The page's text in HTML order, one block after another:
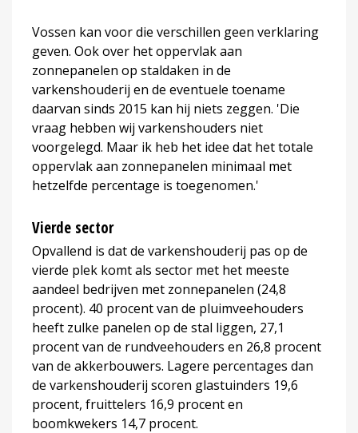
Vossen kan voor die verschillen geen verklaring
geven. Ook over het oppervlak aan
zonnepanelen op staldaken in de
varkenshouderij en de eventuele toename
daarvan sinds 2015 kan hij niets zeggen. 'Die
vraag hebben wij varkenshouders niet
voorgelegd. Maar ik heb het idee dat het totale
oppervlak aan zonnepanelen minimaal met
hetzelfde percentage is toegenomen.'
Vierde sector
Opvallend is dat de varkenshouderij pas op de
vierde plek komt als sector met het meeste
aandeel bedrijven met zonnepanelen (24,8
procent). 40 procent van de pluimveehouders
heeft zulke panelen op de stal liggen, 27,1
procent van de rundveehouders en 26,8 procent
van de akkerbouwers. Lagere percentages dan
de varkenshouderij scoren glastuinders 19,6
procent, fruittelers 16,9 procent en
boomkwekers 14,7 procent.